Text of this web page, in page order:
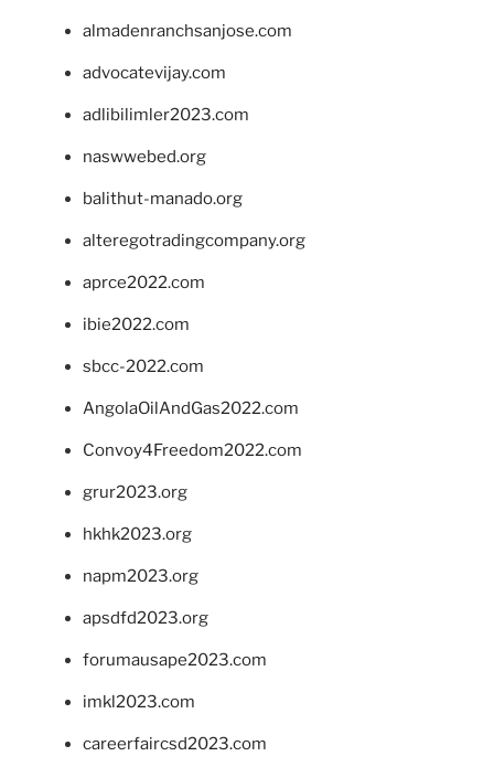
almadenranchsanjose.com
advocatevijay.com
adlibilimler2023.com
naswwebed.org
balithut-manado.org
alteregotradingcompany.org
aprce2022.com
ibie2022.com
sbcc-2022.com
AngolaOilAndGas2022.com
Convoy4Freedom2022.com
grur2023.org
hkhk2023.org
napm2023.org
apsdfd2023.org
forumausape2023.com
imkl2023.com
careerfaircsd2023.com